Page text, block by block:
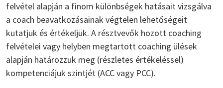
felvétel alapján a finom különbségek hatásait vizsgálva
a coach beavatkozásainak végtelen lehetőségeit
kutatjuk és értékeljük. A résztvevők hozott coaching
felvételei vagy helyben megtartott coaching ülések
alapján határozzuk meg (részletes értékeléssel)
kompetenciájuk szintjét (ACC vagy PCC).